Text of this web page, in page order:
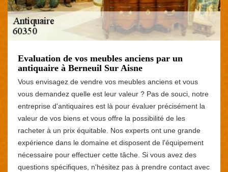
Evaluation de vos meubles anciens par un
antiquaire à Berneuil Sur Aisne
Vous envisagez de vendre vos meubles anciens et vous
vous demandez quelle est leur valeur ? Pas de souci, notre
entreprise d'antiquaires est là pour évaluer précisément la
valeur de vos biens et vous offre la possibilité de les
racheter à un prix équitable. Nos experts ont une grande
expérience dans le domaine et disposent de l'équipement
nécessaire pour effectuer cette tâche. Si vous avez des
questions spécifiques, n'hésitez pas à prendre contact avec